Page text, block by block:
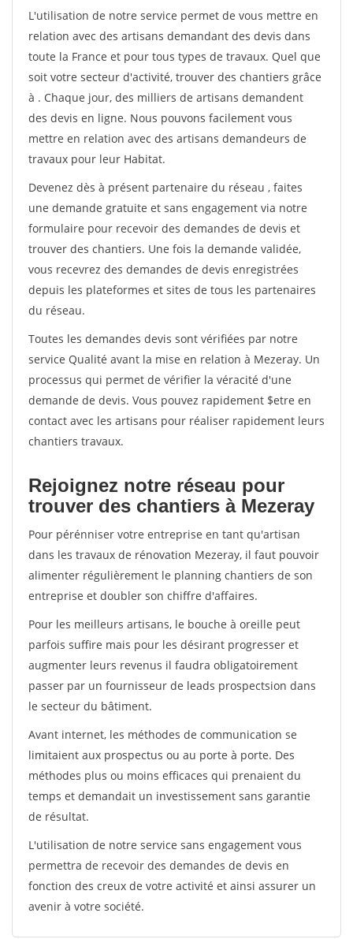
L'utilisation de notre service permet de vous mettre en
relation avec des artisans demandant des devis dans
toute la France et pour tous types de travaux. Quel que
soit votre secteur d'activité, trouver des chantiers grâce
à . Chaque jour, des milliers de artisans demandent
des devis en ligne. Nous pouvons facilement vous
mettre en relation avec des artisans demandeurs de
travaux pour leur Habitat.
Devenez dès à présent partenaire du réseau , faites
une demande gratuite et sans engagement via notre
formulaire pour recevoir des demandes de devis et
trouver des chantiers. Une fois la demande validée,
vous recevrez des demandes de devis enregistrées
depuis les plateformes et sites de tous les partenaires
du réseau.
Toutes les demandes devis sont vérifiées par notre
service Qualité avant la mise en relation à Mezeray. Un
processus qui permet de vérifier la véracité d'une
demande de devis. Vous pouvez rapidement $etre en
contact avec les artisans pour réaliser rapidement leurs
chantiers travaux.
Rejoignez notre réseau pour
trouver des chantiers à Mezeray
Pour pérénniser votre entreprise en tant qu'artisan
dans les travaux de rénovation Mezeray, il faut pouvoir
alimenter régulièrement le planning chantiers de son
entreprise et doubler son chiffre d'affaires.
Pour les meilleurs artisans, le bouche à oreille peut
parfois suffire mais pour les désirant progresser et
augmenter leurs revenus il faudra obligatoirement
passer par un fournisseur de leads prospectsion dans
le secteur du bâtiment.
Avant internet, les méthodes de communication se
limitaient aux prospectus ou au porte à porte. Des
méthodes plus ou moins efficaces qui prenaient du
temps et demandait un investissement sans garantie
de résultat.
L'utilisation de notre service sans engagement vous
permettra de recevoir des demandes de devis en
fonction des creux de votre activité et ainsi assurer un
avenir à votre société.